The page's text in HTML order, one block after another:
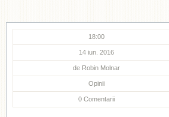
18:00
14 iun. 2016
de Robin Molnar
Opinii
0 Comentarii